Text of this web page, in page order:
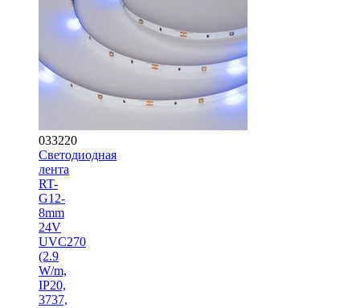
033220
Светодиодная
лента
RT-
G12-
8mm
24V
UVC270
(2.9
W/m,
IP20,
3737,